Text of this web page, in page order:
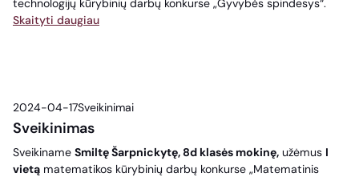
technologijų kūrybinių darbų konkurse „Gyvybės spindesys“.
Skaityti daugiau
2024-04-17Sveikinimai
Sveikinimas
Sveikiname Smiltę Šarpnickytę, 8d klasės mokinę, užėmus I
vietą matematikos kūrybinių darbų konkurse „Matematinis